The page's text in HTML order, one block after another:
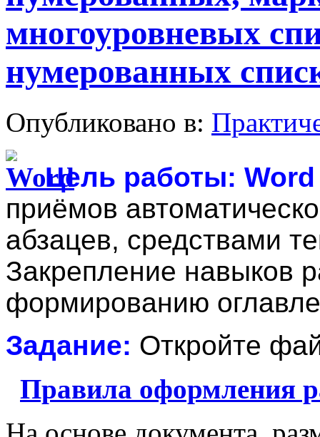
многоуровневых
нумерованных
Опубликовано в:
Цель работы: Word
приёмов
абзацев, средствами
Закрепление навыков
формированию
Задание: Откройте
Правила оформления